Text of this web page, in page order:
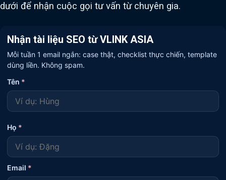
dưới để nhận cuộc gọi tư vấn từ chuyên gia.
Nhận tài liệu SEO từ VLINK ASIA
Mỗi tuần 1 email ngắn: case thật, checklist thực chiến, template
dùng liền. Không spam.
Tên *
Họ *
Email *